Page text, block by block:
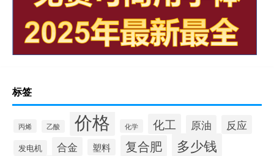
标签
丙烯 乙酸 价格 化学 化工 原油 反应
发电机 合金 塑料 复合肥 多少钱